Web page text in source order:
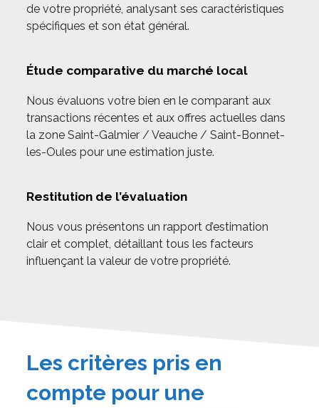
de votre propriété, analysant ses caractéristiques
spécifiques et son état général.
Étude comparative du marché local
Nous évaluons votre bien en le comparant aux
transactions récentes et aux offres actuelles dans
la zone Saint-Galmier / Veauche / Saint-Bonnet-
les-Oules pour une estimation juste.
Restitution de l’évaluation
Nous vous présentons un rapport d’estimation
clair et complet, détaillant tous les facteurs
influençant la valeur de votre propriété.
Les critères pris en
compte pour une